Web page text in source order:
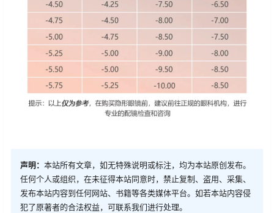
声明： 本站所有文章，如无特殊说明或标注，均为本站原创发布。
任何个人或组织，在未征得本站同意时，禁止复制、盗用、采集、
发布本站内容到任何网站、书籍等各类媒体平台。如若本站内容侵
犯了原著者的合法权益，可联系我们进行处理。